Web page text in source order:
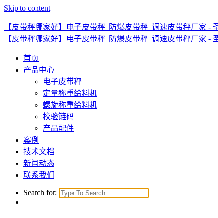
Skip to content
【皮带秤哪家好】电子皮带秤_防爆皮带秤_调速皮带秤厂家 -
【皮带秤哪家好】电子皮带秤_防爆皮带秤_调速皮带秤厂家 -
首页
产品中心
电子皮带秤
定量称重给料机
螺旋称重给料机
校验链码
产品配件
案例
技术文档
新闻动态
联系我们
Search for: